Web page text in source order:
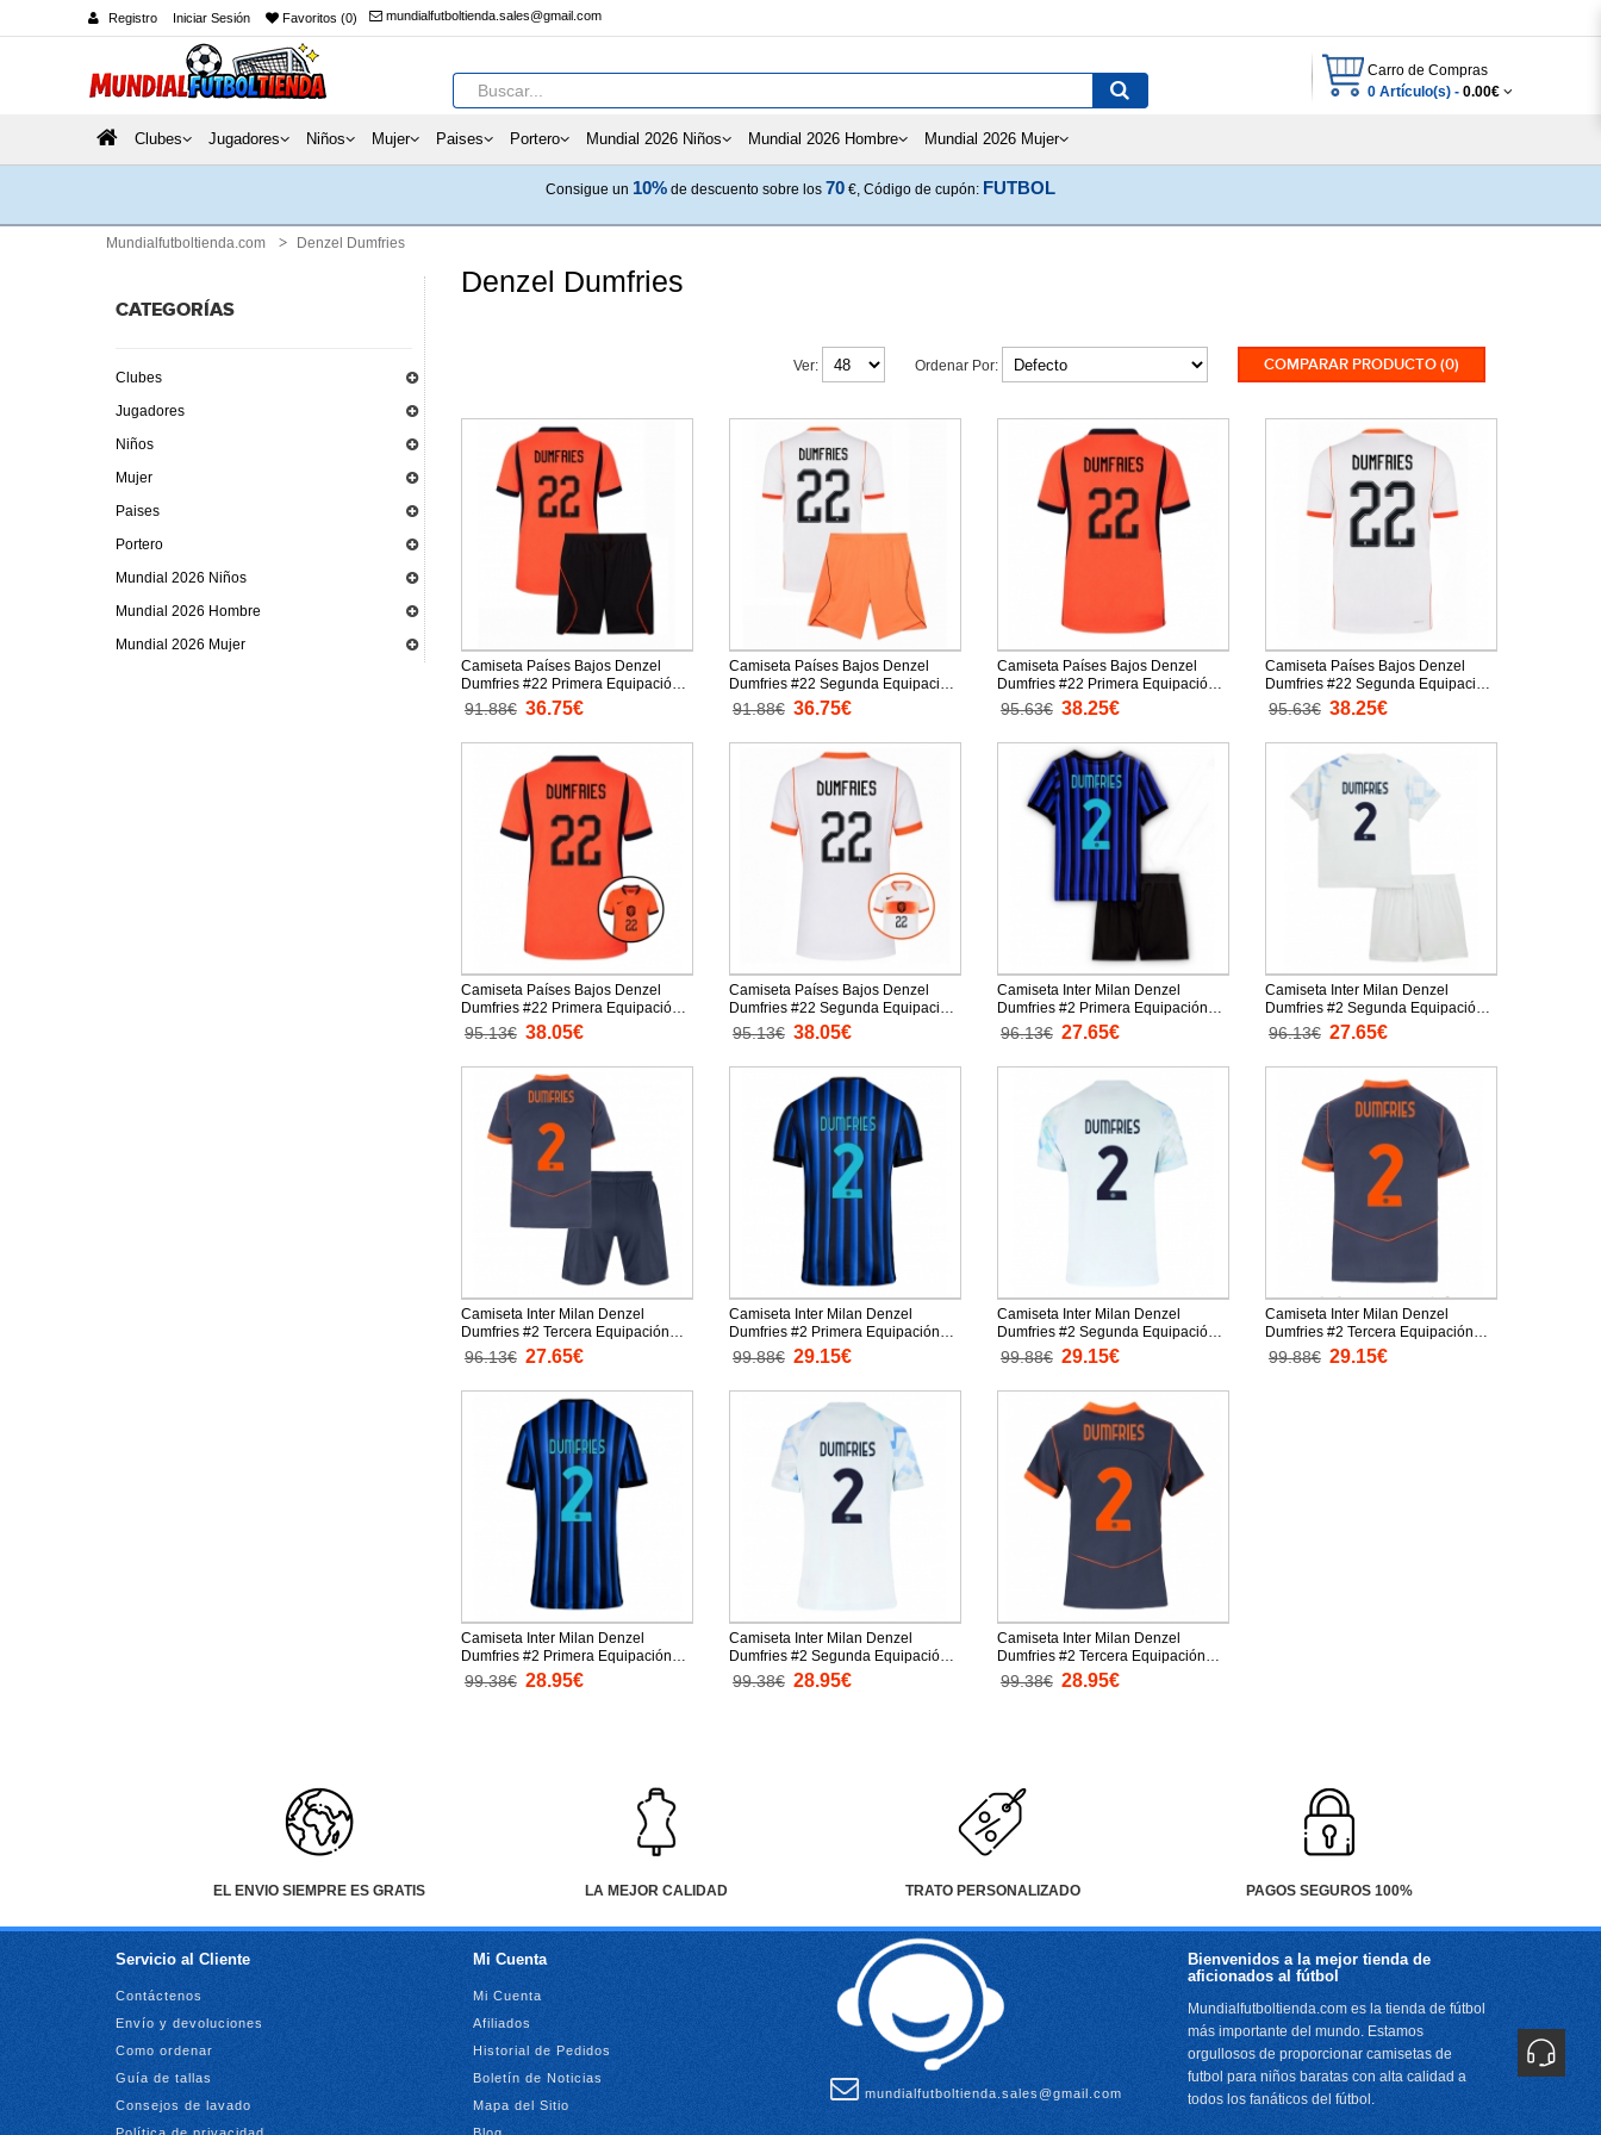
Registro Iniciar Sesión Favoritos (0) mundialfutboltienda.sales@gmail.com
Carro de Compras
0 Artículo(s) - 0.00€
Clubes Jugadores Niños Mujer Paises Portero Mundial 2026 Niños Mundial 2026 Hombre Mundial 2026 Mujer
Consigue un 10% de descuento sobre los 70 €, Código de cupón: FUTBOL
Mundialfutboltienda.com Denzel Dumfries
CATEGORÍAS
Clubes
Jugadores
Niños
Mujer
Paises
Portero
Mundial 2026 Niños
Mundial 2026 Hombre
Mundial 2026 Mujer
Denzel Dumfries
COMPARAR PRODUCTO (0)
Ordenar Por:
Ver:
Camiseta Países Bajos Denzel
Dumfries #22 Primera Equipación
Replica Mundial 2026 para niños
mangas cortas (+ Pantalones
91.88€ 36.75€
Camiseta Países Bajos Denzel
Dumfries #22 Segunda Equipación
Replica Mundial 2026 para niños
mangas cortas (+ Pantalones
91.88€ 36.75€
Camiseta Países Bajos Denzel
Dumfries #22 Primera Equipación
Replica Mundial 2026 mangas
cortas
95.63€ 38.25€
Camiseta Países Bajos Denzel
Dumfries #22 Segunda Equipación
Replica Mundial 2026 mangas
cortas
95.63€ 38.25€
Camiseta Países Bajos Denzel
Dumfries #22 Primera Equipación
Replica Mundial 2026 para mujer
mangas cortas
95.13€ 38.05€
Camiseta Países Bajos Denzel
Dumfries #22 Segunda Equipación
Replica Mundial 2026 para mujer
mangas cortas
95.13€ 38.05€
Camiseta Inter Milan Denzel
Dumfries #2 Primera Equipación
Replica 2025-26 para niños
mangas cortas (+ Pantalones
96.13€ 27.65€
Camiseta Inter Milan Denzel
Dumfries #2 Segunda Equipación
Replica 2025-26 para niños
mangas cortas (+ Pantalones
96.13€ 27.65€
Camiseta Inter Milan Denzel
Dumfries #2 Tercera Equipación
Replica 2025-26 para niños
mangas cortas (+ Pantalones
96.13€ 27.65€
Camiseta Inter Milan Denzel
Dumfries #2 Primera Equipación
Replica 2025-26 mangas cortas
99.88€ 29.15€
Camiseta Inter Milan Denzel
Dumfries #2 Segunda Equipación
Replica 2025-26 mangas cortas
99.88€ 29.15€
Camiseta Inter Milan Denzel
Dumfries #2 Tercera Equipación
Replica 2025-26 mangas cortas
99.88€ 29.15€
Camiseta Inter Milan Denzel
Dumfries #2 Primera Equipación
Replica 2025-26 para mujer
mangas cortas
99.38€ 28.95€
Camiseta Inter Milan Denzel
Dumfries #2 Segunda Equipación
Replica 2025-26 para mujer
mangas cortas
99.38€ 28.95€
Camiseta Inter Milan Denzel
Dumfries #2 Tercera Equipación
Replica 2025-26 para mujer
mangas cortas
99.38€ 28.95€
EL ENVIO SIEMPRE ES GRATIS LA MEJOR CALIDAD TRATO PERSONALIZADO PAGOS SEGUROS 100%
Servicio al Cliente
Contáctenos
Envío y devoluciones
Como ordenar
Guía de tallas
Consejos de lavado
Mi Cuenta
Mi Cuenta
Afiliados
Historial de Pedidos
Boletín de Noticias
Mapa del Sitio
mundialfutboltienda.sales@gmail.com
Bienvenidos a la mejor tienda de
aficionados al fútbol
Mundialfutboltienda.com es la tienda de fútbol
más importante del mundo. Estamos
orgullosos de proporcionar camisetas de
futbol para niños baratas con alta calidad a
todos los fanáticos del fútbol.